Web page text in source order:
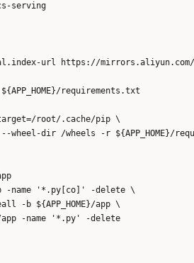
serving
url https://
requirements.txt
root/.cache/pip \
wheel-dir /wheels -r ${APP_HOME}/
-name '*.py[co]' -delete \
-b ${APP_HOME}/app \
-name '*.py' -delete